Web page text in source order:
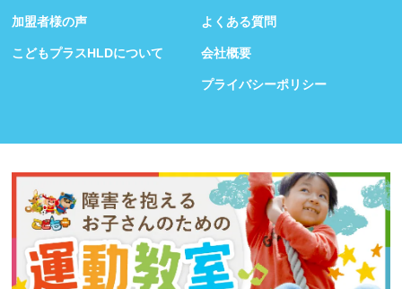
加盟者様の声
こどもプラスHLDについて
よくある質問
会社概要
プライバシーポリシー